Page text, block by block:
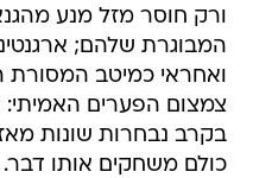
ורק חוסר מזל מנע
המבוגרת שלהם;
ואחראי כמיטב המסורת
צמצום הפערים
בקרב נבחרות שונות
כולם משחקים אותו דבר.